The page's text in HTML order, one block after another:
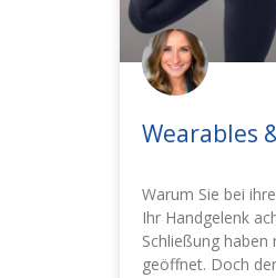
Wearables
Warum Sie bei
Ihr Handgelenk
Schließung
geöffnet. Doch